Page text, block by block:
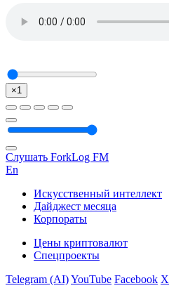
×1
Слушать ForkLog FM
En
Искусственный интеллект
Дайджест месяца
Корпораты
Цены криптовалют
Спецпроекты
Telegram (AI)YouTube Facebook X